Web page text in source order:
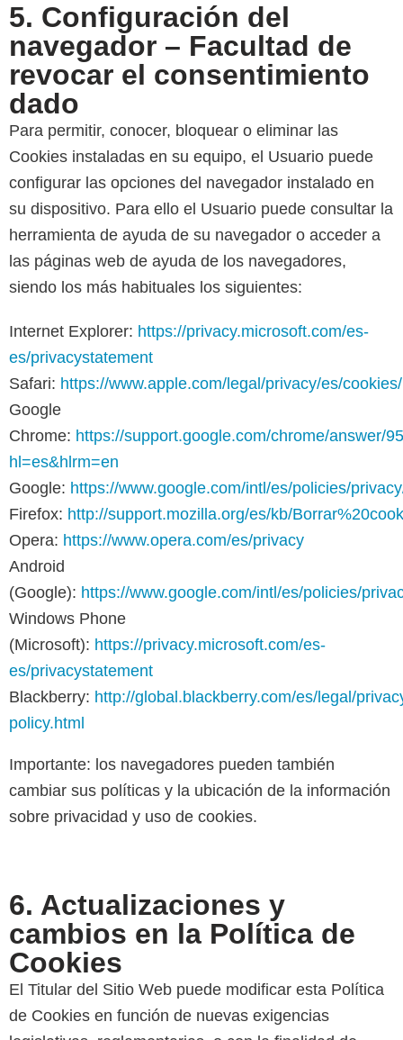
5. Configuración del
navegador – Facultad de
revocar el consentimiento
dado
Para permitir, conocer, bloquear o eliminar las
Cookies instaladas en su equipo, el Usuario puede
configurar las opciones del navegador instalado en
su dispositivo. Para ello el Usuario puede consultar la
herramienta de ayuda de su navegador o acceder a
las páginas web de ayuda de los navegadores,
siendo los más habituales los siguientes:
Internet Explorer: https://privacy.microsoft.com/es-
es/privacystatement
Safari: https://www.apple.com/legal/privacy/es/cookies/
Google
Chrome: https://support.google.com/chrome/answer/
hl=es&hlrm=en
Google: https://www.google.com/intl/es/policies/
Firefox: http://support.mozilla.org/es/kb/
Opera: https://www.opera.com/es/privacy
Android
(Google): https://www.google.com/intl/es/policies/
Windows Phone
(Microsoft): https://privacy.microsoft.com/es-
es/privacystatement
Blackberry: http://global.blackberry.com/es/legal/
policy.html
Importante: los navegadores pueden también
cambiar sus políticas y la ubicación de la información
sobre privacidad y uso de cookies.
6. Actualizaciones y
cambios en la Política de
Cookies
El Titular del Sitio Web puede modificar esta Política
de Cookies en función de nuevas exigencias